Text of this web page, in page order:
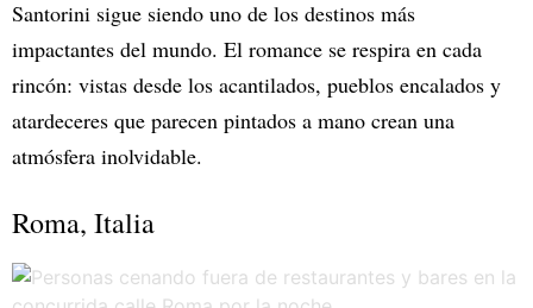
Santorini sigue siendo uno de los destinos más
impactantes del mundo. El romance se respira en cada
rincón: vistas desde los acantilados, pueblos encalados y
atardeceres que parecen pintados a mano crean una
atmósfera inolvidable.
Roma, Italia